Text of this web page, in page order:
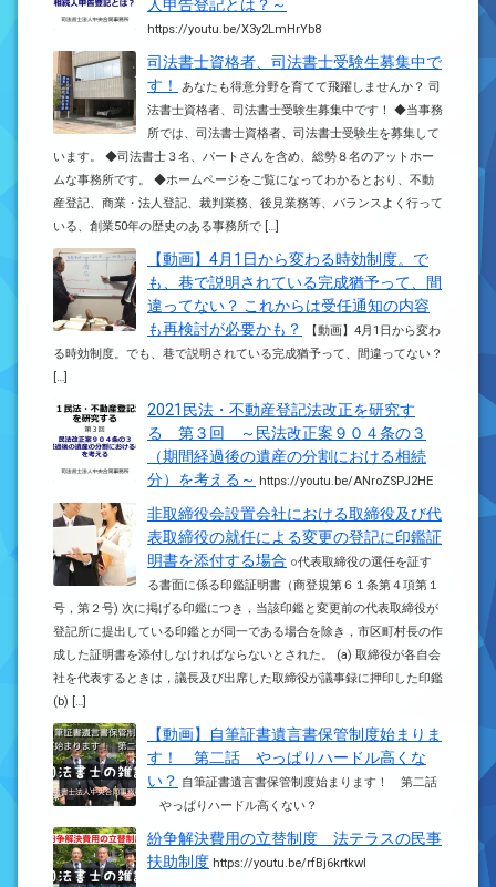
人申告登記とは？～
https://youtu.be/X3y2LmHrYb8
司法書士資格者、司法書士受験生募集中で
す！
あなたも得意分野を育てて飛躍しませんか？ 司
法書士資格者、司法書士受験生募集中です！ ◆当事務
所では、司法書士資格者、司法書士受験生を募集して
います。 ◆司法書士３名、パートさんを含め、総勢８名のアットホー
ムな事務所です。 ◆ホームページをご覧になってわかるとおり、不動
産登記、商業・法人登記、裁判業務、後見業務等、バランスよく行って
いる、創業50年の歴史のある事務所で […]
【動画】4月1日から変わる時効制度。で
も、巷で説明されている完成猶予って、間
違ってない？ これからは受任通知の内容
も再検討が必要かも？
【動画】4月1日から変わ
る時効制度。でも、巷で説明されている完成猶予って、間違ってない？
[…]
2021民法・不動産登記法改正を研究す
る 第３回 ～民法改正案９０４条の３
（期間経過後の遺産の分割における相続
分）を考える～
https://youtu.be/ANroZSPJ2HE
非取締役会設置会社における取締役及び代
表取締役の就任による変更の登記に印鑑証
明書を添付する場合 ○代表取締役の選任を証す
る書面に係る印鑑証明書（商登規第６１条第４項第１
号，第２号) 次に掲げる印鑑につき，当該印鑑と変更前の代表取締役が
登記所に提出している印鑑とが同一である場合を除き，市区町村長の作
成した証明書を添付しなければならないとされた。 (a) 取締役が各自会
社を代表するときは，議長及び出席した取締役が議事録に押印した印鑑
(b) […]
【動画】自筆証書遺言書保管制度始まりま
す！ 第二話 やっぱりハードル高くな
い？ 自筆証書遺言書保管制度始まります！ 第二話
やっぱりハードル高くない？
紛争解決費用の立替制度 法テラスの民事
扶助制度 https://youtu.be/rfBj6krtkwI